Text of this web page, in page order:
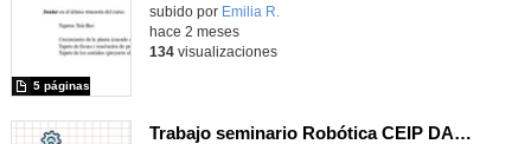
Contenido educativo.
subido por Emilia R.
5 páginas
hace 2 meses
134visualizaciones
Trabajo seminario Robótica CEIP DAOIZ Y VELARDE